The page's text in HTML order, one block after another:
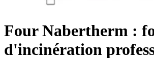
Four Nabertherm :
d'incinération